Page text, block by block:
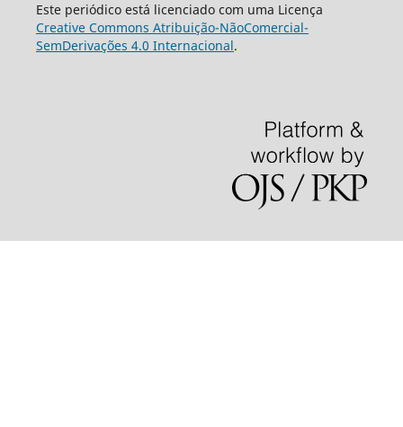
Este periódico está licenciado com uma Licença
Creative Commons Atribuição-NãoComercial-
SemDerivações 4.0 Internacional.